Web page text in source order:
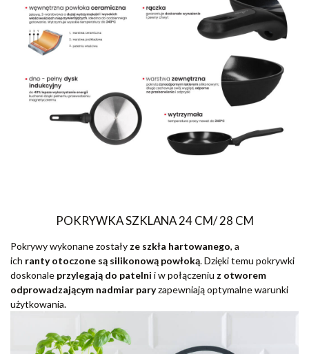
POKRYWKA SZKLANA 24 CM/ 28 CM
Pokrywy wykonane zostały ze szkła hartowanego, a
ich ranty otoczone są silikonową powłoką. Dzięki temu pokrywki
doskonale przylegają do patelni i w połączeniu z otworem
odprowadzającym nadmiar paryzapewniają optymalne warunki
użytkowania.